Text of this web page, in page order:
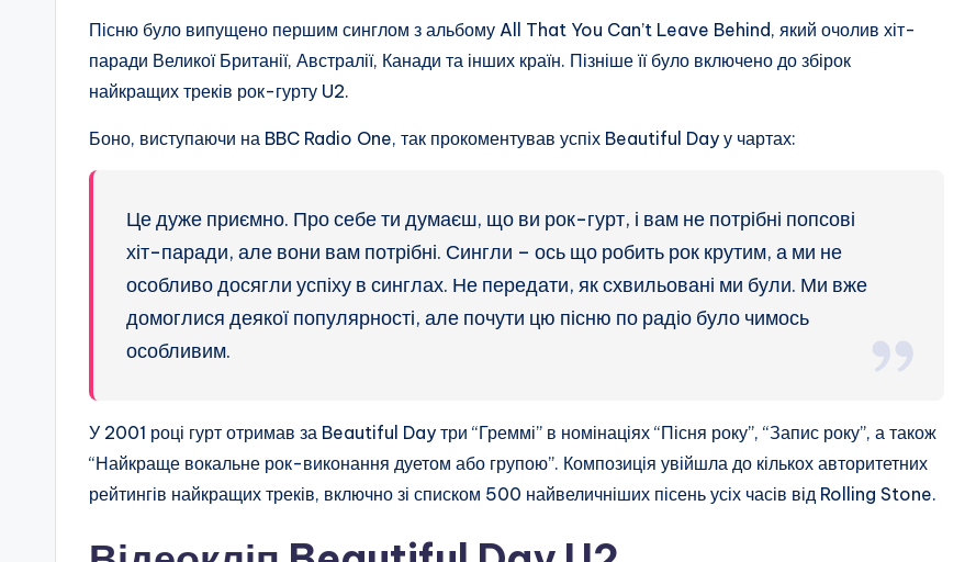
Пісню було випущено першим синглом з альбому All That You Can’t Leave Behind, який очолив хіт-
паради Великої Британії, Австралії, Канади та інших країн. Пізніше її було включено до збірок
найкращих треків рок-гурту U2.
Боно, виступаючи на BBC Radio One, так прокоментував успіх Beautiful Day у чартах:
Це дуже приємно. Про себе ти думаєш, що ви рок-гурт, і вам не потрібні попсові
хіт-паради, але вони вам потрібні. Сингли – ось що робить рок крутим, а ми не
особливо досягли успіху в синглах. Не передати, як схвильовані ми були. Ми вже
домоглися деякої популярності, але почути цю пісню по радіо було чимось
особливим.
У 2001 році гурт отримав за Beautiful Day три “Греммі” в номінаціях “Пісня року”, “Запис року”, а також
“Найкраще вокальне рок-виконання дуетом або групою”. Композиція увійшла до кількох авторитетних
рейтингів найкращих треків, включно зі списком 500 найвеличніших пісень усіх часів від Rolling Stone.